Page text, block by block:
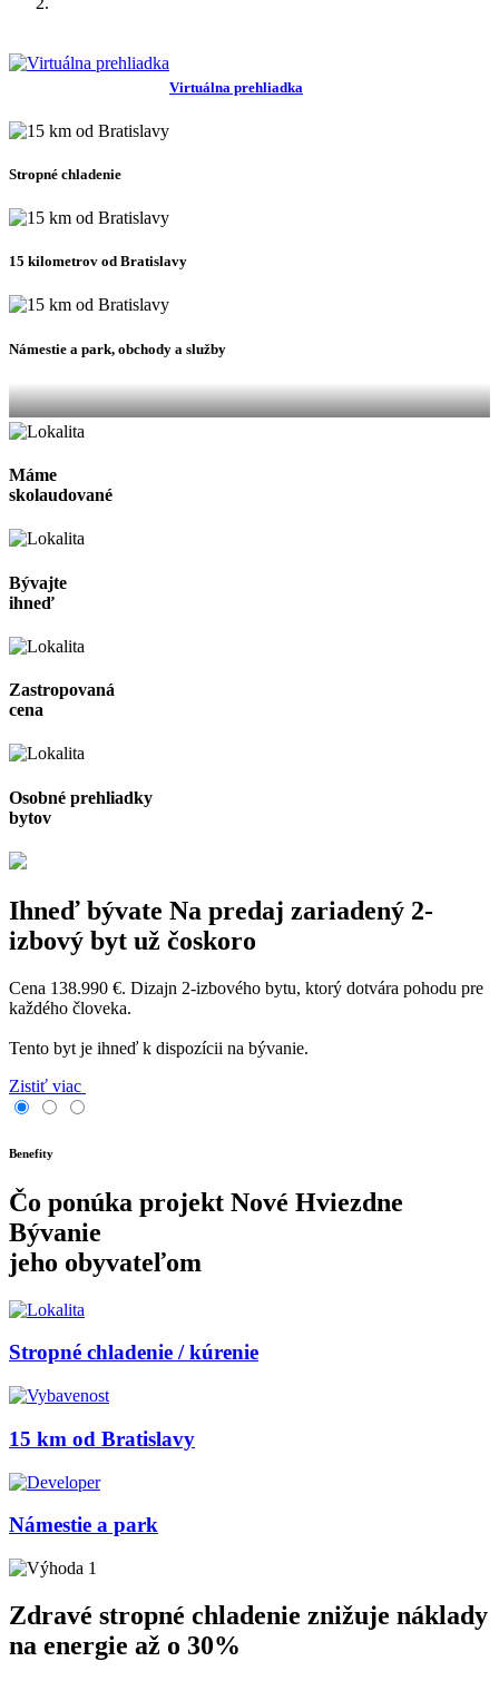
Virtuálna prehliadka
Stropné chladenie
15 kilometrov od Bratislavy
Námestie a park, obchody a služby
Máme
skolaudované
Bývajte
ihneď
Zastropovaná
cena
Osobné prehliadky
bytov
Ihneď bývate Na predaj zariadený 2-
izbový byt už čoskoro
Cena 138.990 €. Dizajn 2-izbového bytu, ktorý dotvára pohodu pre
každého človeka.
Tento byt je ihneď k dispozícii na bývanie.
Zistiť viac
Benefity
Čo ponúka projekt Nové Hviezdne
Bývanie
jeho obyvateľom
Stropné chladenie / kúrenie
15 km od Bratislavy
Námestie a park
Zdravé stropné chladenie znižuje náklady
na energie až o 30%